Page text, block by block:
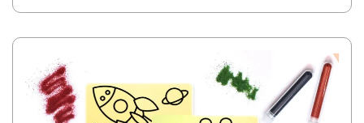
UZZINI VAIRĀK